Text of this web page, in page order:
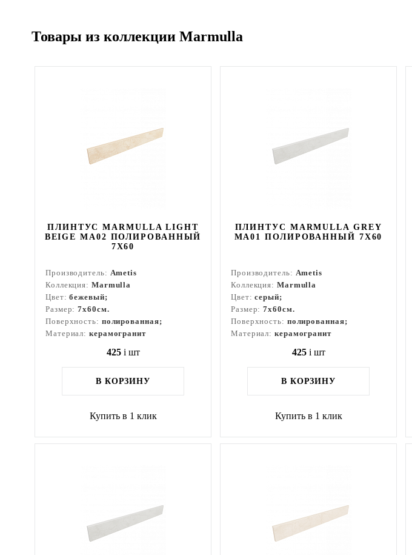
Товары из коллекции Marmulla
ПЛИНТУС MARMULLA LIGHT
BEIGE MA02 ПОЛИРОВАННЫЙ
7X60
Производитель: Ametis
Коллекция: Marmulla
Цвет:бежевый;
Размер:7x60см.
Поверхность: полированная;
Материал: керамогранит
425 i шт
В КОРЗИНУ
Купить в 1 клик
ПЛИНТУС MARMULLA GREY
MA01 ПОЛИРОВАННЫЙ 7X60
Производитель: Ametis
Коллекция: Marmulla
Цвет:серый;
Размер:7x60см.
Поверхность: полированная;
Материал: керамогранит
425 i шт
В КОРЗИНУ
Купить в 1 клик